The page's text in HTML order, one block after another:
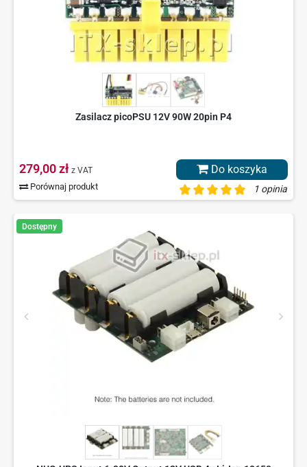
1 opinia
Zasilacz picoPSU 12V 90W 20pin P4
279,00 zł z VAT
Porównaj produkt
Do koszyka
Dostępny